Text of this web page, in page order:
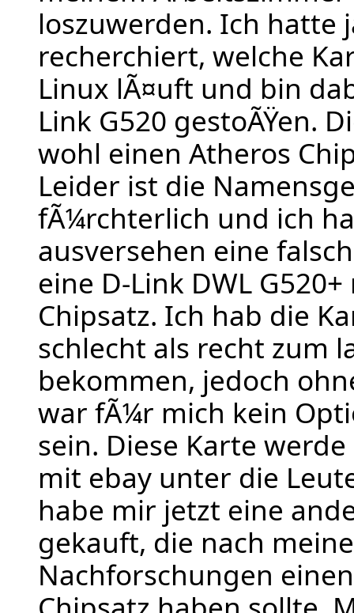
loszuwerden. Ich hatte
recherchiert, welche
Linux lÃ¤uft und bin
Link G520 gestoÃŸen.
wohl einen Atheros
Leider ist die
fÃ¼rchterlich und ich
ausversehen eine
eine D-Link DWL G520+
Chipsatz. Ich hab die
schlecht als recht zum
bekommen, jedoch
war fÃ¼r mich kein
sein. Diese Karte
mit ebay unter die
habe mir jetzt eine
gekauft, die nach
Nachforschungen